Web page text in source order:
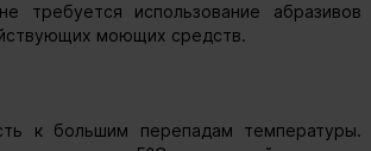
требуется использование абразивов
моющих средств.
к большим перепадам температуры.